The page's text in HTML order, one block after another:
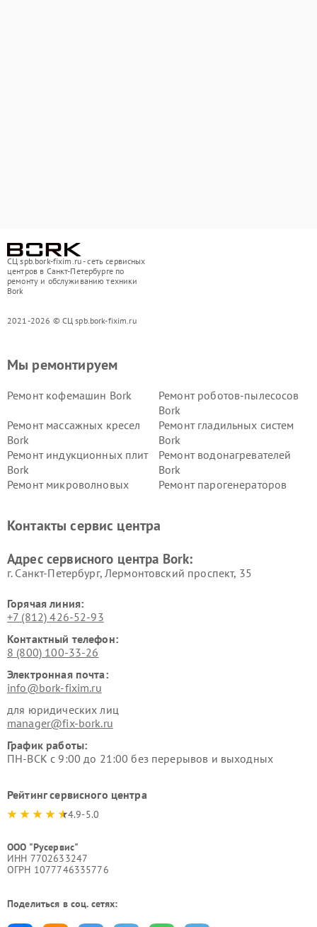
СЦ spb.bork-fixim.ru - сеть сервисных
центров в Санкт-Петербурге по
ремонту и обслуживанию техники
Bork
2021-2026 © СЦ spb.bork-fixim.ru
Мы ремонтируем
Ремонт кофемашин Bork
Ремонт роботов-пылесосов
Bork
Ремонт массажных кресел
Bork
Ремонт гладильных систем
Bork
Ремонт индукционных плит
Bork
Ремонт водонагревателей
Bork
Ремонт микроволновых
Ремонт парогенераторов
воздуха Bork
Bork
Bork
Контакты сервис центра
Адрес сервисного центра Bork:
г. Санкт-Петербург, Лермонтовский проспект, 35
Горячая линия:
+7 (812) 426-52-93
Контактный телефон:
8 (800) 100-33-26
Электронная почта:
info@bork-fixim.ru
для юридических лиц
manager@fix-bork.ru
График работы:
ПН-ВСК с 9:00 до 21:00 без перерывов и выходных
Рейтинг сервисного центра
4.9-5.0
ООО "Русервис"
ИНН 7702633247
ОГРН 1077746335776
Поделиться в соц. сетях: